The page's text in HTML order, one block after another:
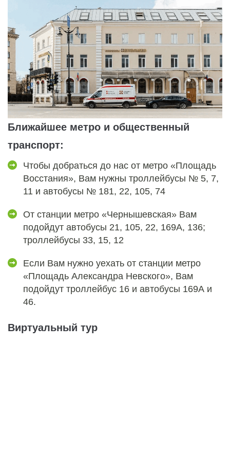
Ближайшее метро и общественный
транспорт:
Чтобы добраться до нас от метро «Площадь
Восстания», Вам нужны троллейбусы № 5, 7,
11 и автобусы № 181, 22, 105, 74
От станции метро «Чернышевская» Вам
подойдут автобусы 21, 105, 22, 169А, 136;
троллейбусы 33, 15, 12
Если Вам нужно уехать от станции метро
«Площадь Александра Невского», Вам
подойдут троллейбус 16 и автобусы 169А и
46.
Виртуальный тур